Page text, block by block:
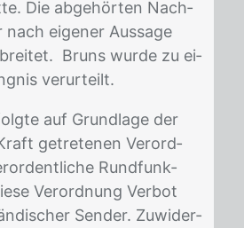
Die ab­ge­hör­ten Nach­
ei­ge­ner Aus­sa­ge
Bruns wur­de zu ei­
ver­ur­teilt.
auf Grund­la­ge der
ge­tre­te­nen Ver­ord­
Rund­funk­
Ver­ord­nung Ver­bot
Sen­der. Zu­wi­der­